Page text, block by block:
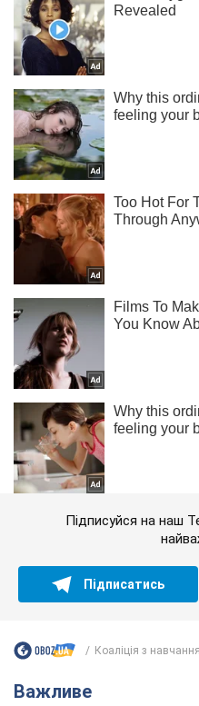
Підписуйся на наш
Підписатись
Коаліція з
Важливе